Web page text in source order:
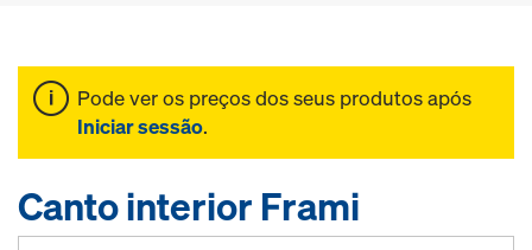
Pode ver os preços dos seus produtos após
Iniciar sessão.
Canto interior Frami